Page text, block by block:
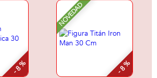
- 8 %
NOVEDAD
- 8 %